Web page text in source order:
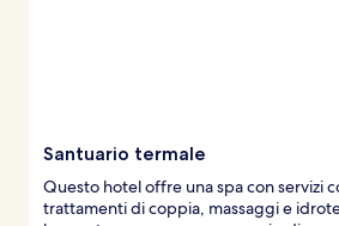
Santuario termale
Questo hotel offre una spa con servizi
trattamenti di coppia, massaggi e